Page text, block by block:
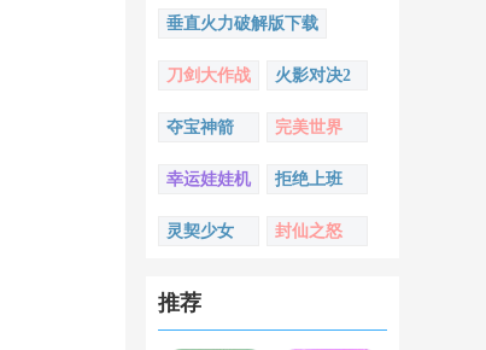
垂直火力破解版下载
刀剑大作战 火影对决2
夺宝神箭 完美世界
幸运娃娃机 拒绝上班
灵契少女 封仙之怒
推荐